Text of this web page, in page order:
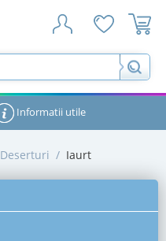
Informatii utile
Deserturi / Iaurt